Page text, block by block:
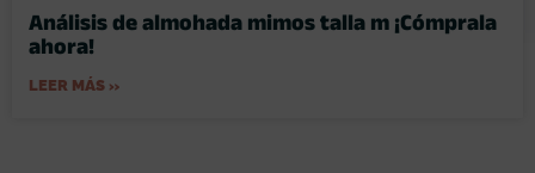
Análisis de almohada mimos talla m ¡Cómprala
ahora!
LEER MÁS »